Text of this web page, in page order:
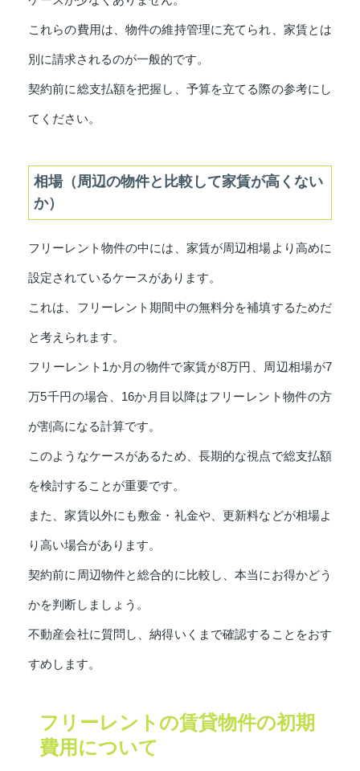
これらの費用は、物件の維持管理に充てられ、家賃とは
別に請求されるのが一般的です。
契約前に総支払額を把握し、予算を立てる際の参考にし
てください。
相場（周辺の物件と比較して家賃が高くない
か）
フリーレント物件の中には、家賃が周辺相場より高めに
設定されているケースがあります。
これは、フリーレント期間中の無料分を補填するためだ
と考えられます。
フリーレント1か月の物件で家賃が8万円、周辺相場が7
万5千円の場合、16か月目以降はフリーレント物件の方
が割高になる計算です。
このようなケースがあるため、長期的な視点で総支払額
を検討することが重要です。
また、家賃以外にも敷金・礼金や、更新料などが相場よ
り高い場合があります。
契約前に周辺物件と総合的に比較し、本当にお得かどう
かを判断しましょう。
不動産会社に質問し、納得いくまで確認することをおす
すめします。
フリーレントの賃貸物件の初期
費用について